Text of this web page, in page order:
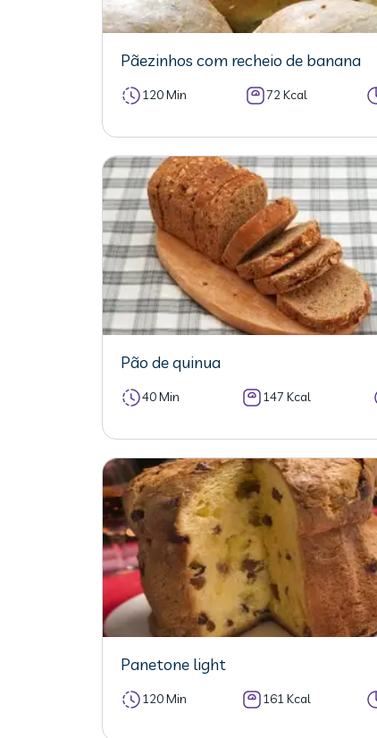
Pãezinhos com recheio de banana
120 Min 72 Kcal
Pão de quinua
40 Min 147 Kcal
Panetone light
120 Min 161 Kcal